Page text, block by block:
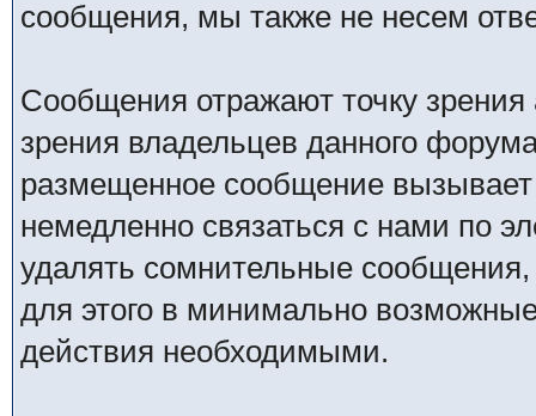
сообщения, мы также не несем
Сообщения отражают точку зрения
зрения владельцев данного
размещенное сообщение
немедленно связаться с нами по
удалять сомнительные
для этого в минимально
действия необходимыми.